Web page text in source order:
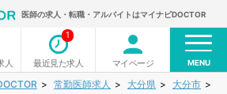
医師の求人・転職・アルバイトはマイナビDOCTOR
人 最近見た求人
1
マイページ MENU
常勤医師求人 大分県 大分市